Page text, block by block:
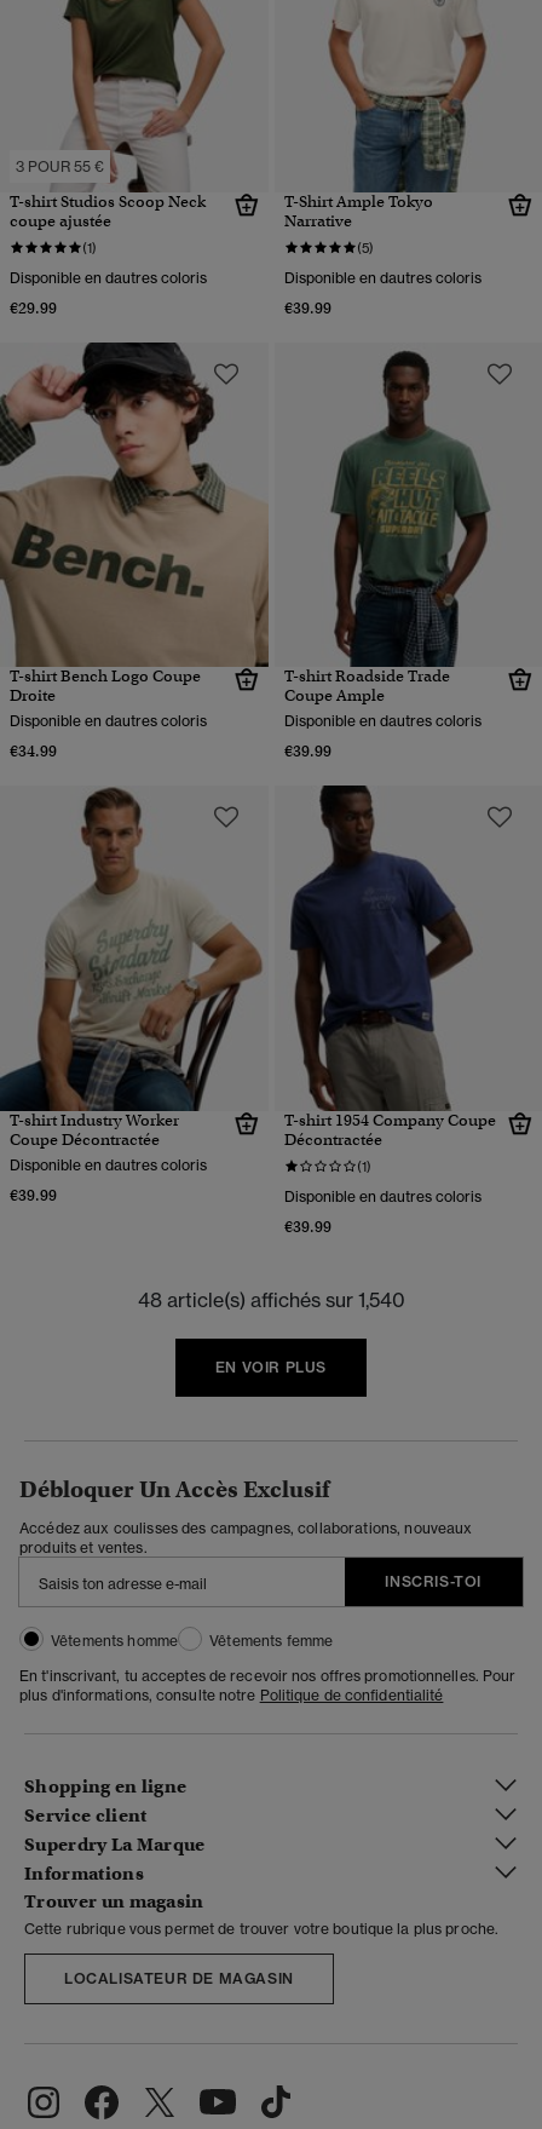
3 POUR 55 €
T-shirt Studios Scoop Neck
coupe ajustée
(1)
Disponible en dautres coloris
€29.99
T-Shirt Ample Tokyo
Narrative
(5)
Disponible en dautres coloris
€39.99
T-shirt Bench Logo Coupe
Droite
Disponible en dautres coloris
€34.99
T-shirt Roadside Trade
Coupe Ample
Disponible en dautres coloris
€39.99
T-shirt Industry Worker
Coupe Décontractée
Disponible en dautres coloris
€39.99
T-shirt 1954 Company Coupe
Décontractée
(1)
Disponible en dautres coloris
€39.99
48 article(s) affichés sur 1,540
EN VOIR PLUS
Débloquer Un Accès Exclusif
Accédez aux coulisses des campagnes, collaborations, nouveaux
produits et ventes.
INSCRIS-TOI
Vêtements homme
Vêtements femme
En t'inscrivant, tu acceptes de recevoir nos offres promotionnelles. Pour
plus d'informations, consulte notre Politique de confidentialité
Shopping en ligne
Service client
Superdry La Marque
Informations
Trouver un magasin
Cette rubrique vous permet de trouver votre boutique la plus proche.
LOCALISATEUR DE MAGASIN